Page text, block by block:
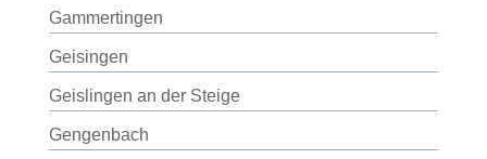
Gammertingen
Geisingen
Geislingen an der Steige
Gengenbach